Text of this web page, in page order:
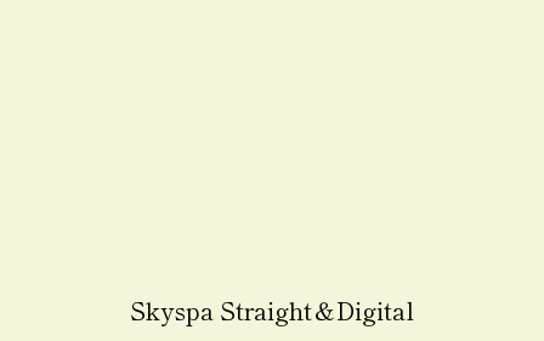
Skyspa Straight＆Digital